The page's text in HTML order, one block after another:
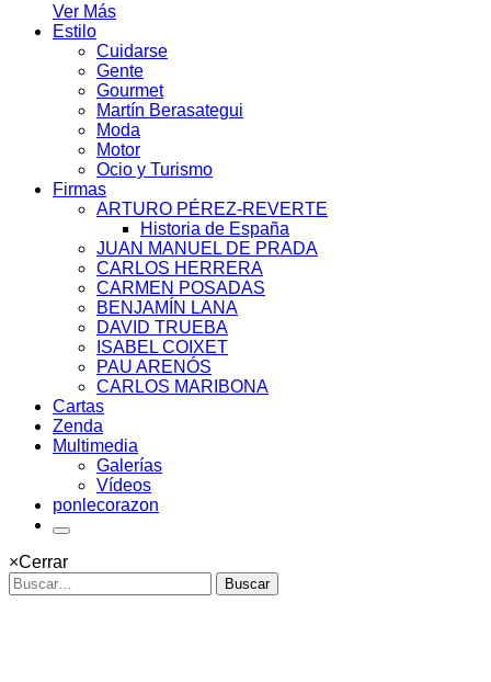
Ver Más
Estilo
Cuidarse
Gente
Gourmet
Martín Berasategui
Moda
Motor
Ocio y Turismo
Firmas
ARTURO PÉREZ-REVERTE
Historia de España
JUAN MANUEL DE PRADA
CARLOS HERRERA
CARMEN POSADAS
BENJAMÍN LANA
DAVID TRUEBA
ISABEL COIXET
PAU ARENÓS
CARLOS MARIBONA
Cartas
Zenda
Multimedia
Galerías
Vídeos
ponlecorazon
×Cerrar
Buscar